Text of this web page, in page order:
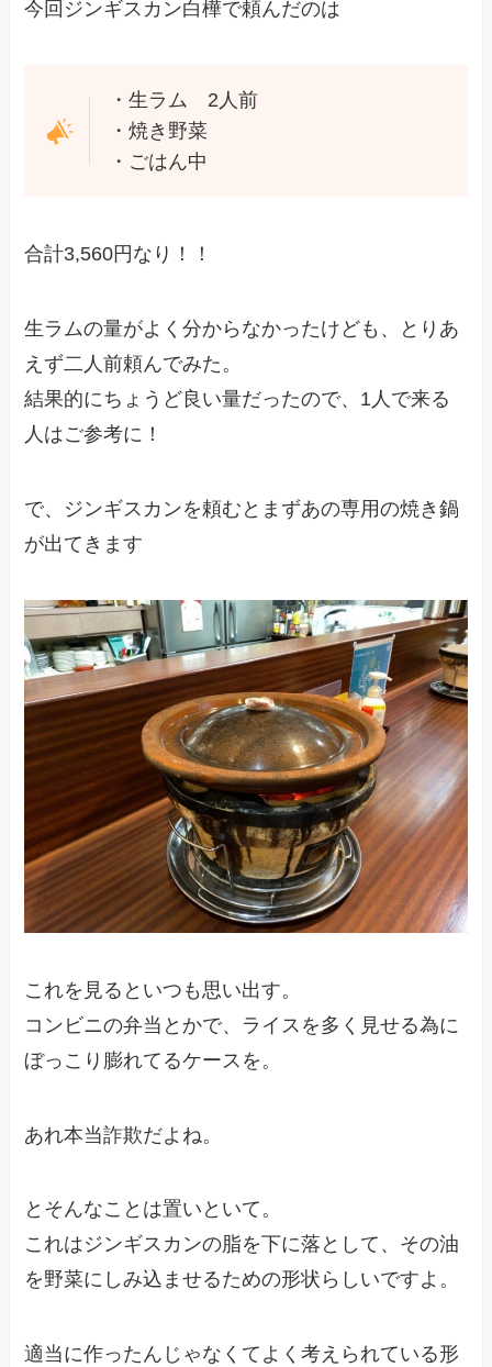
今回ジンギスカン白樺で頼んだのは
・生ラム 2人前
・焼き野菜
・ごはん中
合計3,560円なり！！
生ラムの量がよく分からなかったけども、とりあ
えず二人前頼んでみた。
結果的にちょうど良い量だったので、1人で来る
人はご参考に！
で、ジンギスカンを頼むとまずあの専用の焼き鍋
が出てきます
これを見るといつも思い出す。
コンビニの弁当とかで、ライスを多く見せる為に
ぼっこり膨れてるケースを。
あれ本当詐欺だよね。
とそんなことは置いといて。
これはジンギスカンの脂を下に落として、その油
を野菜にしみ込ませるための形状らしいですよ。
適当に作ったんじゃなくてよく考えられている形